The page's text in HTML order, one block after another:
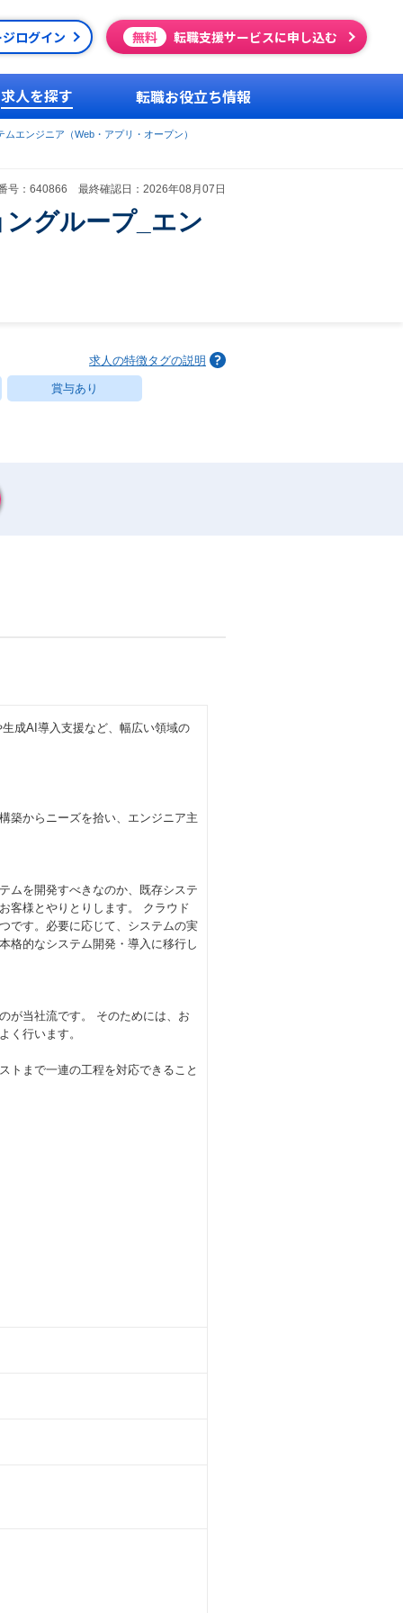
ログイン 無料 転職支援サービスに申し込む
求人を探す 転職お役立ち情報
ムエンジニア（Web・アプリ・オープン）
号：640866 最終確認日：2026年08月07日
グループ_エン
求人の特徴タグの説明
賞与あり
成AI導入支援など、幅広い領域の
築からニーズを拾い、エンジニア主
ムを開発すべきなのか、既存システ
客様とやりとりします。 クラウド
です。必要に応じて、システムの実
格的なシステム開発・導入に移行し
が当社流です。 そのためには、お
く行います。
トまで一連の工程を対応できること